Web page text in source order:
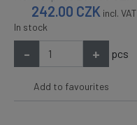
242.00 CZK incl. VAT
In stock
- + pcs
Add to favourites